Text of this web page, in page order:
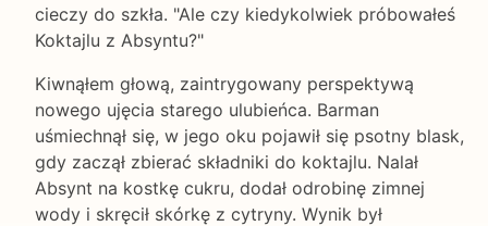
cieczy do szkła. "Ale czy kiedykolwiek próbowałeś
Koktajlu z Absyntu?"
Kiwnąłem głową, zaintrygowany perspektywą
nowego ujęcia starego ulubieńca. Barman
uśmiechnął się, w jego oku pojawił się psotny blask,
gdy zaczął zbierać składniki do koktajlu. Nalał
Absynt na kostkę cukru, dodał odrobinę zimnej
wody i skręcił skórkę z cytryny. Wynik był